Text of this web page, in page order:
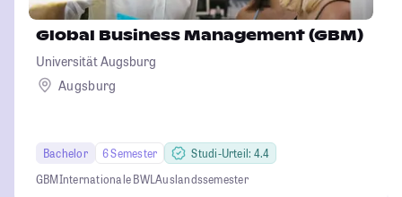
Global Business Management (GBM)
Universität Augsburg
Augsburg
Bachelor 6 Semester
Studi-Urteil: 4.4
GBMInternationale BWLAuslandssemester